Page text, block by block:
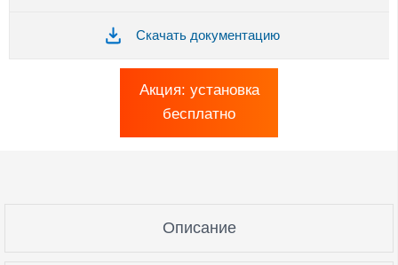
Скачать документацию
Акция: установка
бесплатно
Описание